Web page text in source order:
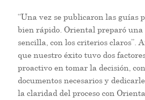
“Una vez se publicaron las guías
bien rápido. Oriental preparó
sencilla, con los criterios claros”.
que nuestro éxito tuvo dos
proactivo en tomar la decisión,
documentos necesarios y
la claridad del proceso con